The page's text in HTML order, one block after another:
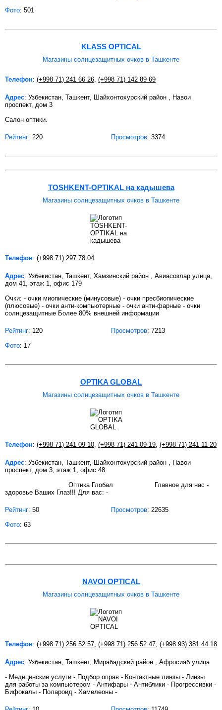
Фото: 501
KLASS OPTICAL
Магазины солнцезащитных очков в Ташкенте
Телефон: (+998 71) 241 66 26, (+998 71) 142 89 69
Адрес: Узбекистан, Ташкент, Шайхонтохурский район , Навои
проспект, дом 3
Салон оптики.
Рейтинг: 220 Просмотров: 3374
TOSHKENT-OPTIKAL на кадышева
Магазины солнцезащитных очков в Ташкенте
Телефон: (+998 71) 297 78 04
Адрес: Узбекистан, Ташкент, Хамзинский район , Авиасозлар улица,
дом 41, этаж 1, офис 179
Очки: - очки миопические (минусовые) - очки пресбиопические
(плюсовые) - очки анти-компьютерные - очки анти-фарные - очки
солнцезащитные Более 80% внешней информации
Рейтинг: 120 Просмотров: 7213
Фото: 17
OPTIKA GLOBAL
Магазины солнцезащитных очков в Ташкенте
Телефон: (+998 71) 241 09 10 (+998 71) 241 09 19 (+998 71) 241 11 20
Адрес: Узбекистан, Ташкент, Шайхонтохурский район , Навои
проспект, дом 3, этаж 1, офис 48
Оптика Глобал Главное для нас -
здоровье Ваших Глаз!!! Для вас: -
Рейтинг: 50 Просмотров: 22635
Фото: 63
NAVOI OPTICAL
Магазины солнцезащитных очков в Ташкенте
Телефон: (+998 71) 256 52 57 (+998 71) 256 52 47 (+998 93) 381 44 18
Адрес: Узбекистан, Ташкент, Мирабадский район , Афросиаб улица
- Медицинские услуги - Подбор оправ - Контактные линзы - Линзы
для работы за компьютером - Антифары - Антиблики - Прогрессивки -
Бифокалы - Полароид - Хамелеоны -